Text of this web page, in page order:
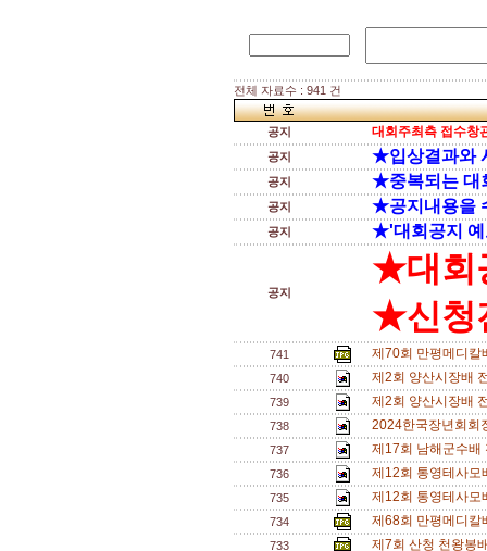
전체 자료수 : 941 건
공지 대회주최측 접수창
공지 ★입상결과와
공지 ★중복되는 대
공지 ★공지내용을
공지 ★'대회공지 예
공지
★대회
★신청
741 제70회 만평메디
740 제2회 양산시장배
739 제2회 양산시장배
738 2024한국장년회회
737 제17회 남해군수
736 제12회 통영테사
735 제12회 통영테사
734 제68회 만평메디
733 제7회 산청 천왕봉